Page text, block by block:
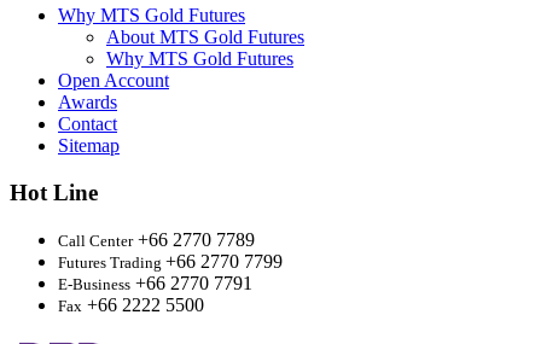
Why MTS Gold Futures
About MTS Gold Futures
Why MTS Gold Futures
Open Account
Awards
Contact
Sitemap
Hot Line
Call Center+66 2770 7789
Futures Trading +66 2770 7799
E-Business +66 2770 7791
Fax +66 2222 5500